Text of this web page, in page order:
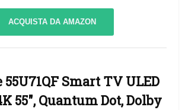
ACQUISTA DA AMAZON
Smart TV ULED
55″, Quantum Dot, Dolby